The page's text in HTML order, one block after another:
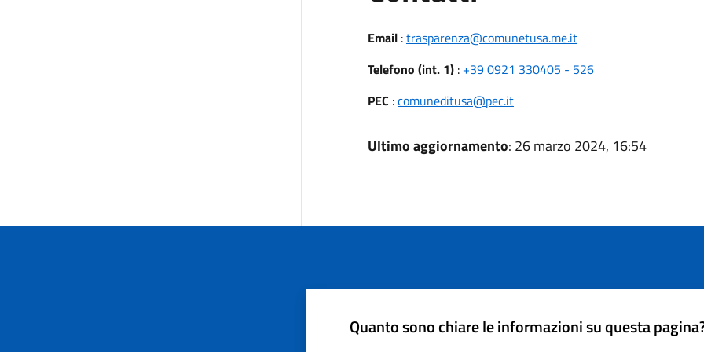
Email:trasparenza@comunetusa.me.it
Telefono (int. 1): +39 0921 330405 - 526
PEC :comuneditusa@pec.it
Ultimo aggiornamento: 26 marzo 2024, 16:54
Quanto sono chiare le informazioni su questa